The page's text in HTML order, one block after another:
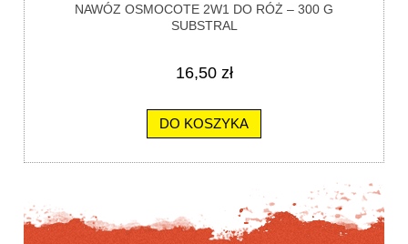
NAWÓZ OSMOCOTE 2W1 DO RÓŻ – 300 G
SUBSTRAL
16,50 zł
DO KOSZYKA